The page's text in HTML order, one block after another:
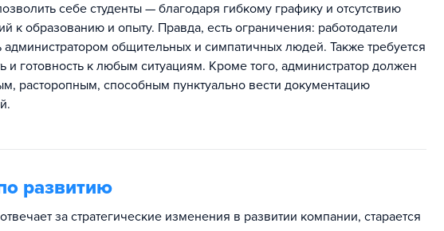
себе студенты — благодаря гибкому графику и отсутствию
к образованию и опыту. Правда, есть ограничения: работодатели
администратором общительных и симпатичных людей. Также требуется
и готовность к любым ситуациям. Кроме того, администратор должен
расторопным, способным пунктуально вести документацию
развитию
за стратегические изменения в развитии компании, старается